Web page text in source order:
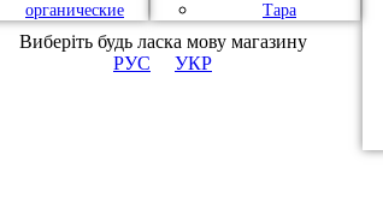
органические
Тара
Виберіть будь ласка мову магазину
РУС
УКР